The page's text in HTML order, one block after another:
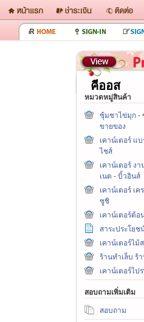
คีออส
หมวดหมู่สินค้า
ซุ้มชาไข่มุก -
ขายของ
เคาน์เตอร์ แ
ไชส์
เคาน์เตอร์ ง
เนต - บิ้วอินส์
เคาน์เตอร์ เ
ซูชิ
เคาน์เตอร์ต้อ
สาระประโย
เคาน์เตอร์ไม้
ร้านทำเล็บ ร้
เคาน์เตอร์ไ
สอบถามเพิ่มเติม
สอบถาม